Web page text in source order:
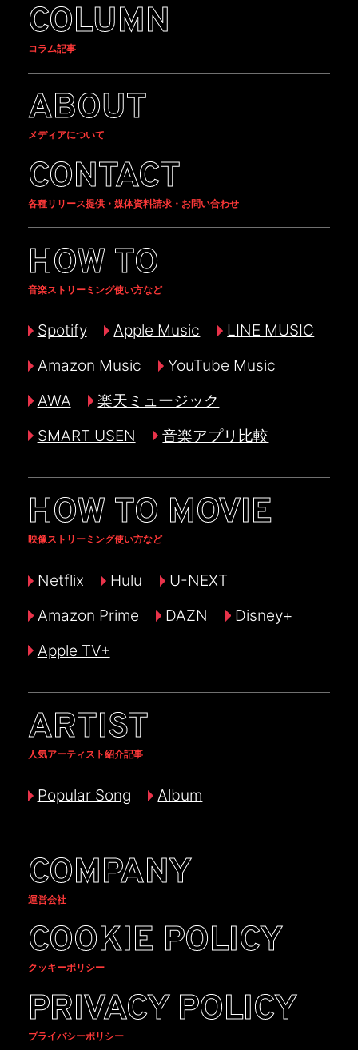
COLUMN
コラム記事
ABOUT
メディアについて
CONTACT
各種リリース提供・媒体資料請求・お問い合わせ
HOW TO
音楽ストリーミング使い方など
Spotify Apple Music
LINE MUSIC
Amazon Music
YouTube Music
AWA
楽天ミュージック
SMART USEN
音楽アプリ比較
HOW TO MOVIE
映像ストリーミング使い方など
Netflix Hulu
U-NEXT
Amazon Prime
DAZN
Disney+
Apple TV+
ARTIST
人気アーティスト紹介記事
Popular Song Album
COMPANY
運営会社
COOKIE POLICY
クッキーポリシー
PRIVACY POLICY
プライバシーポリシー